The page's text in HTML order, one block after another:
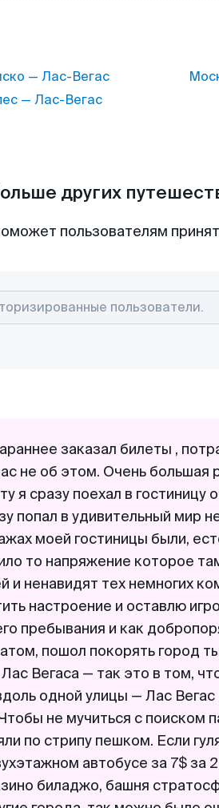
— Лас-Вегас
— Лас-Вегас
других
пользователям
заказал билеты ,
не об этом. Очень большая
я сразу поехал в гостиницу
попал в удивительный мир
моей гостиницы были,
то напряжение которое
ненавидят тех немногих
настроение и оставлю
пребывания и как
пошол покорять город
Вегаса — так это в том,
одной улицы — Лас Вегас
не мучиться с поиском
по стрипу пешком. Если
автобусе за 7$ за
биладжо, башня